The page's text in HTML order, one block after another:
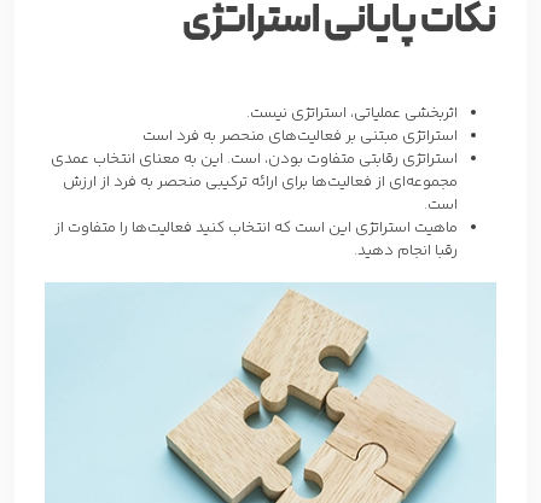
نکات پایانی استراتژی
اثربخشی عملیاتی، استراتژی نیست.
استراتژی مبتنی بر فعالیت‌های منحصر به فرد است
استراتژی رقابتی متفاوت بودن، است. این به معنای انتخاب عمدی
مجموعه‌ای از فعالیت‌ها برای ارائه ترکیبی منحصر به فرد از ارزش
است.
ماهیت استراتژی این است که انتخاب کنید فعالیت‌ها را متفاوت از
رقبا انجام دهید.